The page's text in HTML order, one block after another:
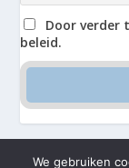
Door verder
beleid.
We gebruiken